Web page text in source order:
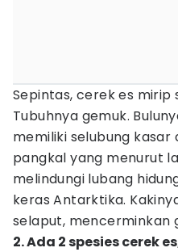
Sepintas, cerek es
Tubuhnya gemuk.
memiliki selubung kasar
pangkal yang menurut
melindungi lubang
keras Antarktika.
selaput, mencerminkan
2. Ada 2 spesies cerek